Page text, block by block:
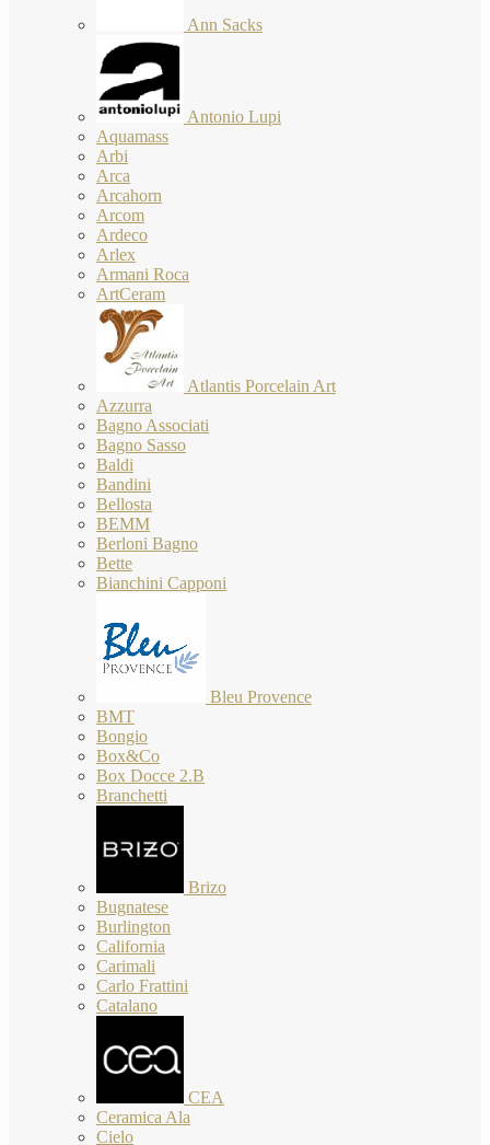
Ann Sacks
Antonio Lupi
Aquamass
Arbi
Arca
Arcahorn
Arcom
Ardeco
Arlex
Armani Roca
ArtCeram
Atlantis Porcelain Art
Azzurra
Bagno Associati
Bagno Sasso
Baldi
Bandini
Bellosta
BEMM
Berloni Bagno
Bette
Bianchini Capponi
Bleu Provence
BMT
Bongio
Box&Co
Box Docce 2.B
Branchetti
Brizo
Bugnatese
Burlington
California
Carimali
Carlo Frattini
Catalano
CEA
Ceramica Ala
Cielo